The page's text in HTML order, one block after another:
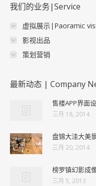
我们的业务|Service
虚拟展示|Paoramic
影视出品
策划营销
最新动态 | Company
售楼APP界面
三月 18, 2014
盘锦大洼大美
三月 20, 2014
榜罗镇幻影成
三月 5, 2013